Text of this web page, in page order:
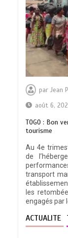
parJean
août 6,
TOGO : Bon
tourisme
Au 4e
de
transport
les
engagés par
ACTUALITE